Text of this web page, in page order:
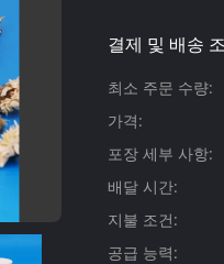
결제 및 배송
최소 주문 수량:
가격:
포장 세부 사항:
배달 시간:
지불 조건:
공급 능력: